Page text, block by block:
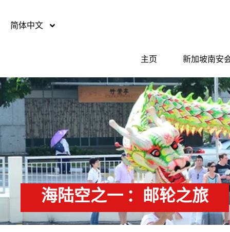
简体中文
主页 新加坡南安
海陆空之一 ：邮轮之旅